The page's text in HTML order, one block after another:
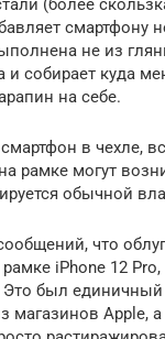
(более
смартфону
не из
и собирает куда
на себе.
в чехле,
рамке могут
обычной
что
iPhone 12
Это был
магазинов Apple,